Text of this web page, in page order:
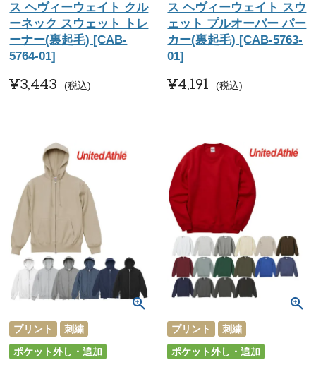
ス ヘヴィーウェイト クル
ーネック スウェット トレ
ーナー(裏起毛) [CAB-
5764-01]
¥3,443 税込
ス ヘヴィーウェイト スウ
ェット プルオーバー パー
カー(裏起毛) [CAB-5763-
01]
¥4,191 税込
プリント
刺繍
ポケット外し・追加
プリント
刺繍
ポケット外し・追加